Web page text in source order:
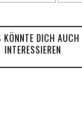
KÖNNTE DICH AUCH
INTERESSIEREN